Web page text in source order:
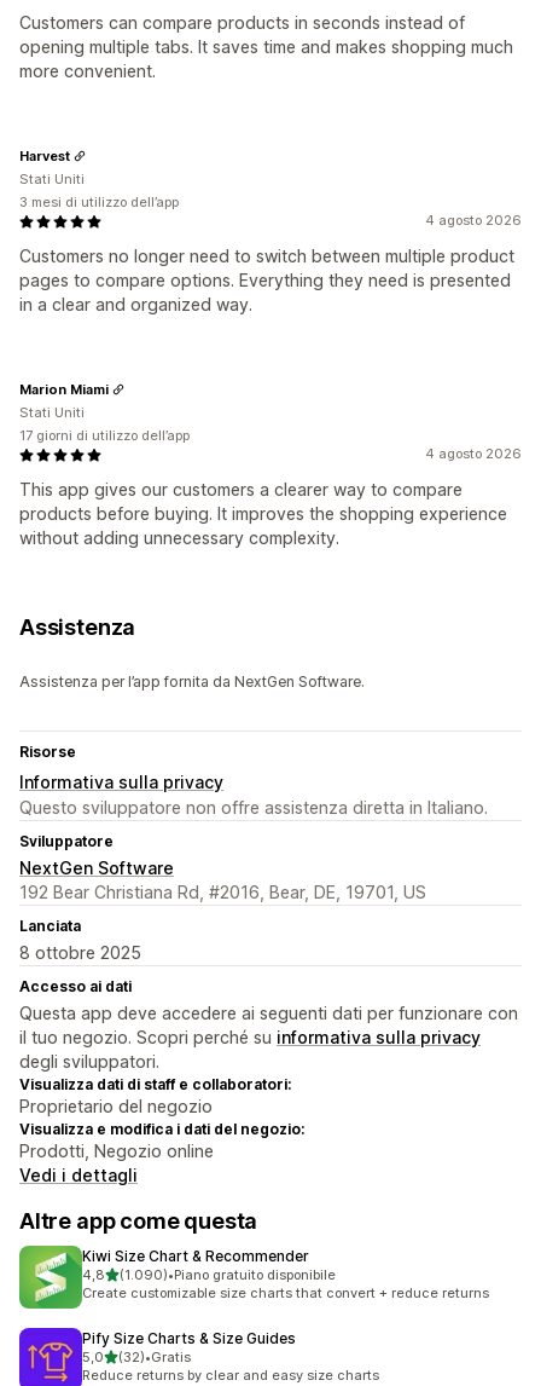
Customers can compare products in seconds instead of
opening multiple tabs. It saves time and makes shopping much
more convenient.
4 agosto 2026
Customers no longer need to switch between multiple product
pages to compare options. Everything they need is presented
in a clear and organized way.
Harvest
Stati Uniti
3 mesi di utilizzo dell’app
4 agosto 2026
This app gives our customers a clearer way to compare
products before buying. It improves the shopping experience
without adding unnecessary complexity.
Marion Miami
Stati Uniti
17 giorni di utilizzo dell’app
Assistenza
Assistenza per l’app fornita da NextGen Software.
Risorse
Informativa sulla privacy
Questo sviluppatore non offre assistenza diretta in Italiano.
Sviluppatore
NextGen Software
192 Bear Christiana Rd, #2016, Bear, DE, 19701, US
Lanciata
8 ottobre 2025
Accesso ai dati
Questa app deve accedere ai seguenti dati per funzionare con
il tuo negozio. Scopri perché su informativa sulla privacy
degli sviluppatori.
Visualizza dati di staff e collaboratori:
Proprietario del negozio
Visualizza e modifica i dati del negozio:
Prodotti, Negozio online
Vedi i dettagli
Altre app come questa
Kiwi Size Chart & Recommender
4,8stelle su 5
(1.090)
1090 recensioni totali
•Piano gratuito disponibile
Create customizable size charts that convert + reduce returns
Pify Size Charts & Size Guides
5,0stelle su 5
(32)
32 recensioni totali
•Gratis
Reduce returns by clear and easy size charts